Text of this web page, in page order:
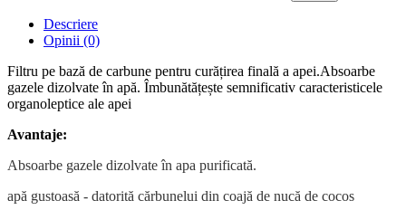
Descriere
Opinii (0)
Filtru pe bază de carbune pentru curățirea finală a apei.Absoarbe
gazele dizolvate în apă. Îmbunătățește semnificativ caracteristicele
organoleptice ale apei
Avantaje:
Absoarbe gazele dizolvate în apa purificată.
apă gustoasă - datorită cărbunelui din coajă de nucă de cocos